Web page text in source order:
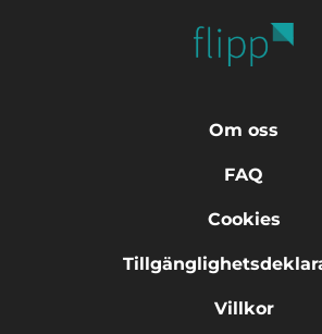
Om oss
FAQ
Cookies
Villkor